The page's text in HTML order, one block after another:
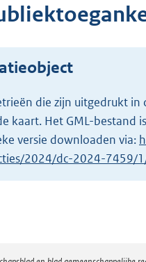
die zijn uitgedrukt in
kaart. Het GML-bestand
versie downloaden via:
2024/dc-2024-7459/